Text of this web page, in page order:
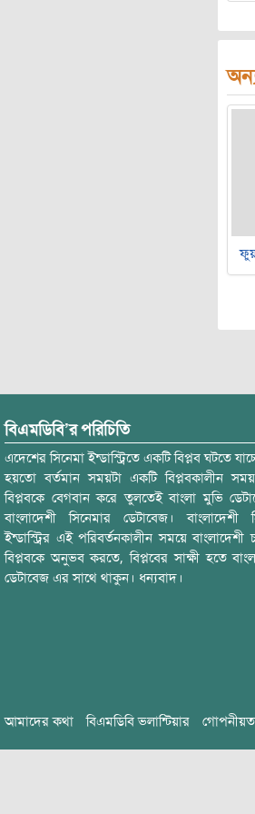
বিএমডিবি’র পরিচিতি
এদেশের সিনেমা ইন্ডাস্ট্রিতে একটি বিপ্লব ঘটতে
হয়তো বর্তমান সময়টা একটি বিপ্লবকালীন
বিপ্লবকে বেগবান করে তুলতেই বাংলা মুভি
বাংলাদেশী সিনেমার ডেটাবেজ। বাংলাদেশী
ইন্ডাস্ট্রির এই পরিবর্তনকালীন সময়ে বাংলাদেশী
বিপ্লবকে অনুভব করতে, বিপ্লবের সাক্ষী হতে
ডেটাবেজ এর সাথে থাকুন। ধন্যবাদ।
আমাদের কথা বিএমডিবি ভলান্টিয়ার